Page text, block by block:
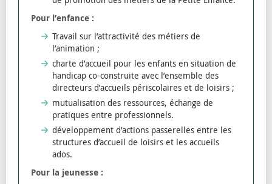
Pour l’enfance :
Travail sur l’attractivité des métiers de
l’animation ;
charte d’accueil pour les enfants en situation de
handicap co-construite avec l’ensemble des
directeurs d’accueils périscolaires et de loisirs ;
mutualisation des ressources, échange de
pratiques entre professionnels.
développement d’actions passerelles entre les
structures d’accueil de loisirs et les accueils
ados.
Pour la jeunesse :